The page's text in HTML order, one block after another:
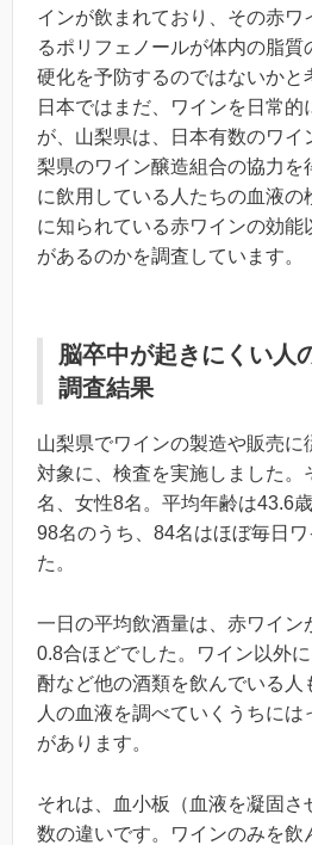
インが飲まれており、その赤ワ
るポリフェノールが体内の脂質
硬化を予防するのではないかと
日本ではまだ、ワインを日常
が、山梨県は、日本有数のワイ
梨県のワイン醸造組合の協力を
に飲用している人たちの血液の
に知られている赤ワインの効能
があるのかを調査しています。
脳卒中が起きにくい人
調査結果
山梨県でワインの製造や販売に
対象に、検査を実施しました。
名、女性8名。平均年齢は43.6
98名のうち、84名はほぼ毎日
た。
一日の平均飲酒量は、赤ワイン
0.8合ほどでした。ワイン以外
酎など他の酒類を飲んでいる人
人の血液を調べていくうちには
があります。
それは、血小板（血液を凝固さ
数の違いです。ワインのみを飲